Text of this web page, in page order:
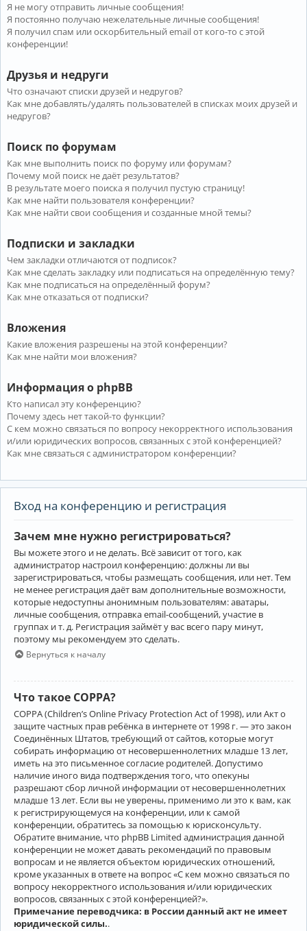
Я не могу отправить личные сообщения!
Я постоянно получаю нежелательные личные сообщения!
Я получил спам или оскорбительный email от кого-то с этой
конференции!
Друзья и недруги
Что означают списки друзей и недругов?
Как мне добавлять/удалять пользователей в списках моих друзей и
недругов?
Поиск по форумам
Как мне выполнить поиск по форуму или форумам?
Почему мой поиск не даёт результатов?
В результате моего поиска я получил пустую страницу!
Как мне найти пользователя конференции?
Как мне найти свои сообщения и созданные мной темы?
Подписки и закладки
Чем закладки отличаются от подписок?
Как мне сделать закладку или подписаться на определённую тему?
Как мне подписаться на определённый форум?
Как мне отказаться от подписки?
Вложения
Какие вложения разрешены на этой конференции?
Как мне найти мои вложения?
Информация о phpBB
Кто написал эту конференцию?
Почему здесь нет такой-то функции?
С кем можно связаться по вопросу некорректного использования
и/или юридических вопросов, связанных с этой конференцией?
Как мне связаться с администратором конференции?
Вход на конференцию и регистрация
Зачем мне нужно регистрироваться?
Вы можете этого и не делать. Всё зависит от того, как
администратор настроил конференцию: должны ли вы
зарегистрироваться, чтобы размещать сообщения, или нет. Тем
не менее регистрация даёт вам дополнительные возможности,
которые недоступны анонимным пользователям: аватары,
личные сообщения, отправка email-сообщений, участие в
группах и т. д. Регистрация займёт у вас всего пару минут,
поэтому мы рекомендуем это сделать.
Вернуться к началу
Что такое COPPA?
COPPA (Children’s Online Privacy Protection Act of 1998), или Акт о
защите частных прав ребёнка в интернете от 1998 г. — это закон
Соединённых Штатов, требующий от сайтов, которые могут
собирать информацию от несовершеннолетних младше 13 лет,
иметь на это письменное согласие родителей. Допустимо
наличие иного вида подтверждения того, что опекуны
разрешают сбор личной информации от несовершеннолетних
младше 13 лет. Если вы не уверены, применимо ли это к вам, как
к регистрирующемуся на конференции, или к самой
конференции, обратитесь за помощью к юрисконсульту.
Обратите внимание, что phpBB Limited администрация данной
конференции не может давать рекомендаций по правовым
вопросам и не является объектом юридических отношений,
кроме указанных в ответе на вопрос «С кем можно связаться по
вопросу некорректного использования и/или юридических
вопросов, связанных с этой конференцией?».
Примечание переводчика: в России данный акт не имеет
юридической силы..